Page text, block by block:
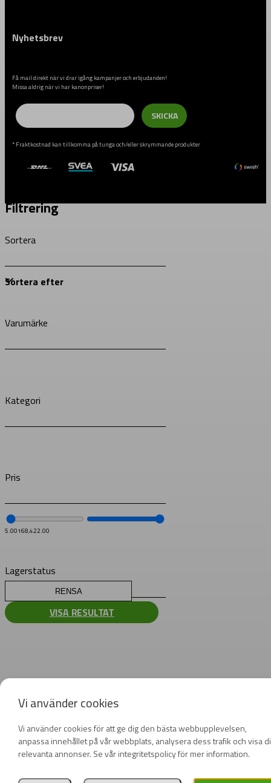
Nyhetsbrev
Få mail direkt när vi drar igång kampanjer och erbjudanden!
Missa aldrig när vi har kanonpriser!
Email
SKICKA
* Fraktkostnad kan tillkomma på tunga och/eller skrymmande produkter
Vi använder cookies
Vi använder cookies för att ge dig den bästa webbupplevelsen,
anpassa innehållet på vår webbplats, analysera dess trafik och visa
relevanta annonser. Se vår integritetspolicy för mer information.
Filtrering
Sortera
Varumärke
Kategori
Pris
5.00168,422.00
Lagerstatus
RENSA
VISA RESULTAT